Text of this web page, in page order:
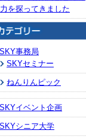
を探ってきました
SKY事務局
SKYセミナー
ねんりんピック
SKYイベント企画
SKYシニア大学